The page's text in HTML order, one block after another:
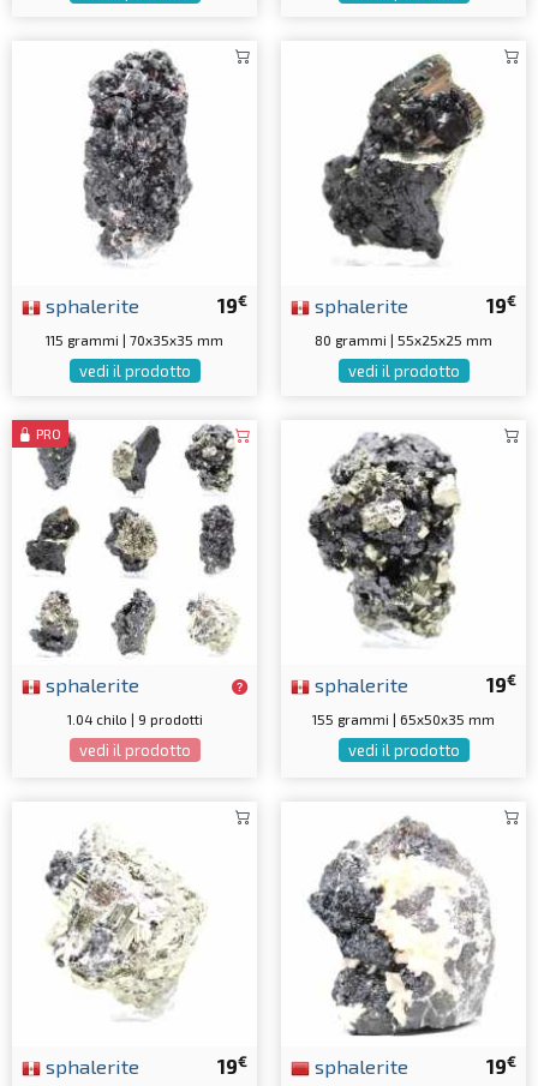
19€
sphalerite
115 grammi | 70x35x35 mm
vedi il prodotto
19€
sphalerite
80 grammi | 55x25x25 mm
vedi il prodotto
PRO
sphalerite
1.04 chilo | 9 prodotti
vedi il prodotto
19€
sphalerite
155 grammi | 65x50x35 mm
vedi il prodotto
19€
sphalerite 19€
sphalerite